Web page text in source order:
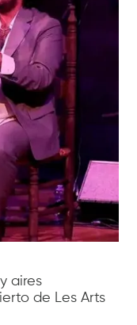
aires
de Les Arts